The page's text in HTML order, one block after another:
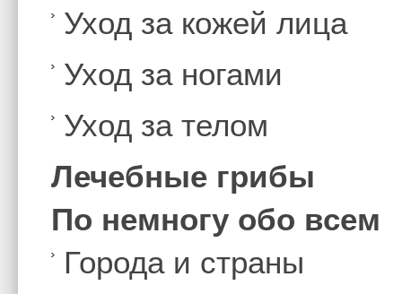
Уход за кожей лица
Уход за ногами
Уход за телом
Лечебные грибы
По немногу обо всем
Города и страны